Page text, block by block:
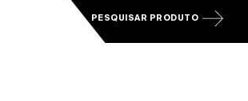
PESQUISAR PRODUTO